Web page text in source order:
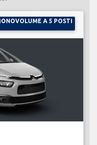
A 5 POSTI